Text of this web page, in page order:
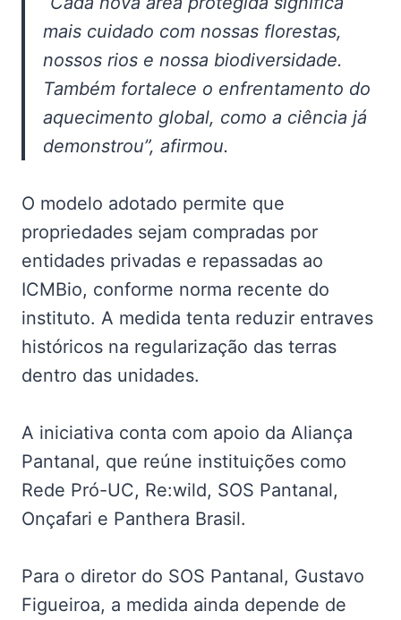
mais cuidado com nossas florestas,
nossos rios e nossa biodiversidade.
Também fortalece o enfrentamento do
aquecimento global, como a ciência já
demonstrou”, afirmou.
O modelo adotado permite que
propriedades sejam compradas por
entidades privadas e repassadas ao
ICMBio, conforme norma recente do
instituto. A medida tenta reduzir entraves
históricos na regularização das terras
dentro das unidades.
A iniciativa conta com apoio da Aliança
Pantanal, que reúne instituições como
Rede Pró-UC, Re:wild, SOS Pantanal,
Onçafari e Panthera Brasil.
Para o diretor do SOS Pantanal, Gustavo
Figueiroa, a medida ainda depende de